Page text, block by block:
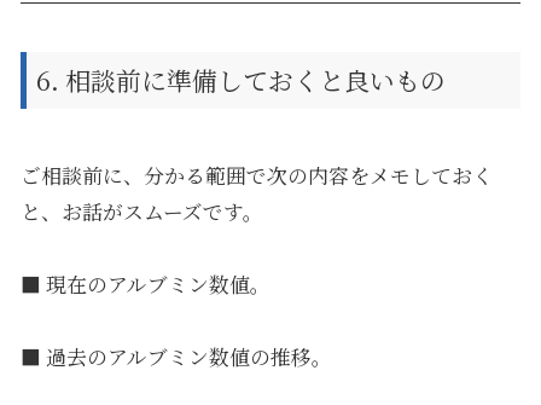
6. 相談前に準備しておくと良いもの
ご相談前に、分かる範囲で次の内容をメモしておく
と、お話がスムーズです。
■ 現在のアルブミン数値。
■ 過去のアルブミン数値の推移。